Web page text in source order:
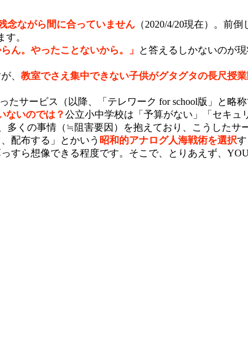
念ながら間に合っていません （2020/4/20現在）。前
。
らん。やったことないから。」 と答えるしかないのが
、 教室でさえ集中できない子供がグタグタの長尺授
たサービス（以降、「テレワーク for school版」と
ないのでは？公立小中学校は「予算がない」「セキュ
くの事情（≒阻害要因）を抱えており、こうしたサ
配布する」とかいう 昭和的アナログ人海戦術を選択
すら想像できる程度です。そこで、とりあえず、